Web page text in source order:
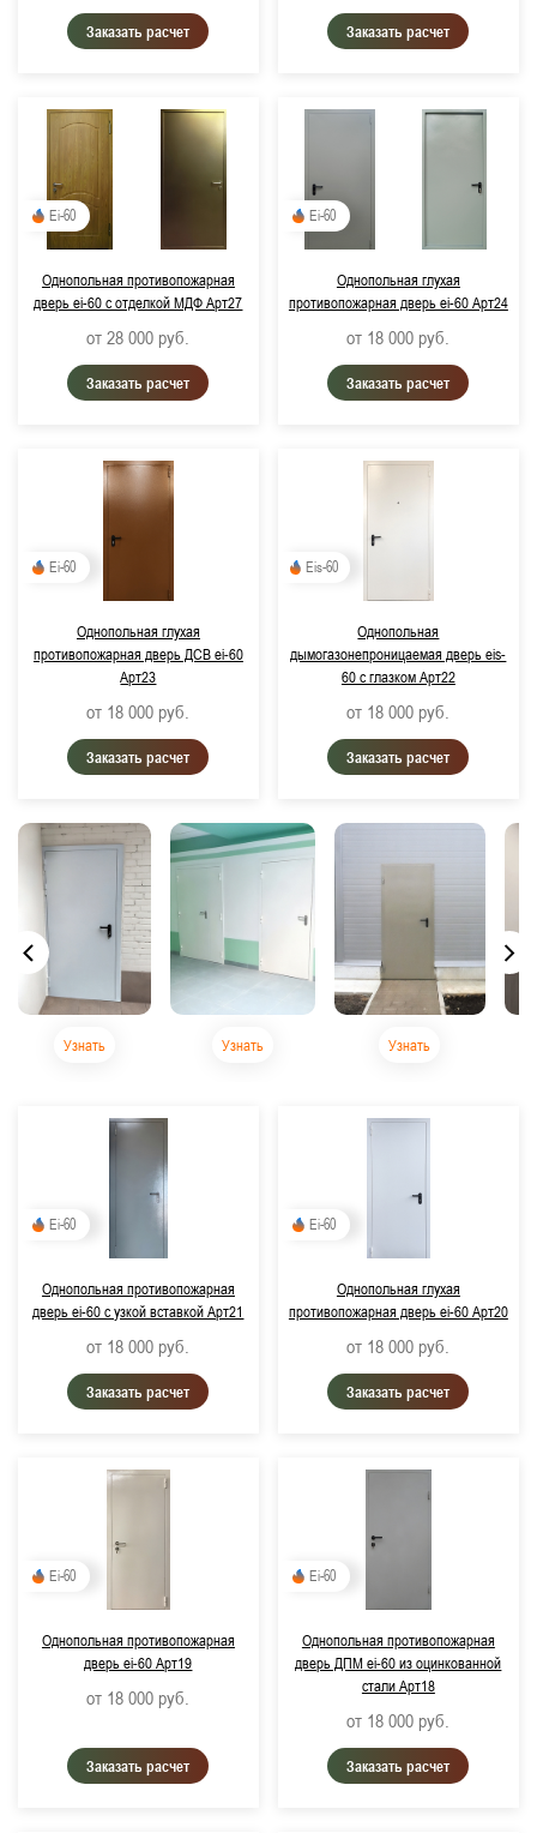
Заказать расчет Заказать расчет
Ei-60
Однопольная противопожарная
дверь ei-60 с отделкой МДФ Арт27
от 28 000 руб.
Заказать расчет
Ei-60
Однопольная глухая
противопожарная дверь ei-60 Арт24
от 18 000 руб.
Заказать расчет
Ei-60
Однопольная глухая
противопожарная дверь ДСВ ei-60
Арт23
от 18 000 руб.
Заказать расчет
Eis-60
Однопольная
дымогазонепроницаемая дверь eis-
60 с глазком Арт22
от 18 000 руб.
Заказать расчет
Узнать Узнать Узнать
Ei-60
Однопольная противопожарная
дверь ei-60 с узкой вставкой Арт21
от 18 000 руб.
Заказать расчет
Ei-60
Однопольная глухая
противопожарная дверь ei-60 Арт20
от 18 000 руб.
Заказать расчет
Ei-60
Однопольная противопожарная
дверь ei-60 Арт19
от 18 000 руб.
Заказать расчет
Ei-60
Однопольная противопожарная
дверь ДПМ ei-60 из оцинкованной
стали Арт18
от 18 000 руб.
Заказать расчет